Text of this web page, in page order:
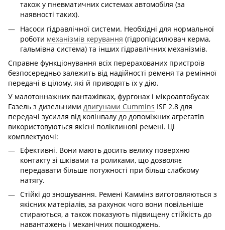
також у пневматичних системах автомобіля (за
наявності таких).
Насоси гідравлічної системи. Необхідні для нормальної
роботи механізмів керування (гідропідсилювач керма,
гальмівна система) та інших гідравлічних механізмів.
Справне функціонування всіх перерахованих пристроїв
безпосередньо залежить від надійності ременя та ремінної
передачі в цілому, які й приводять їх у дію.
У малотоннажних вантажівках, фургонах і мікроавтобусах
Газель з дизельними двигунами Cummins ISF 2.8 для
передачі зусилля від колінвалу до допоміжних агрегатів
використовуються якісні поліклинові ремені. Ці
комплектуючі:
Ефективні. Вони мають досить велику поверхню
контакту зі шківами та роликами, що дозволяє
передавати більше потужності при більш слабкому
натягу.
Стійкі до зношування. Ремені Каммінз виготовляються з
якісних матеріалів, за рахунок чого вони повільніше
стираються, а також показують підвищену стійкість до
навантажень і механічних пошкоджень.